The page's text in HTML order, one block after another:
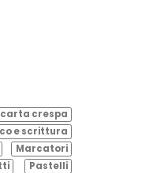
carta crespa
e scrittura
Marcatori
Pastelli